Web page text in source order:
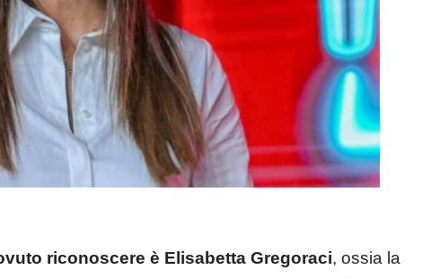
riconoscere è Elisabetta Gregoraci, ossia la